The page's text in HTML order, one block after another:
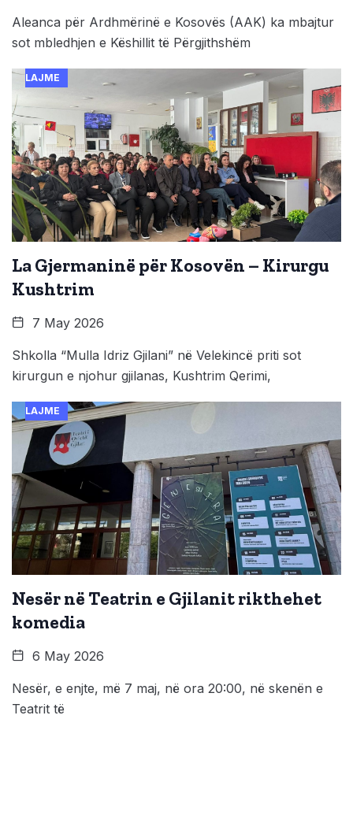
Aleanca për Ardhmërinë e Kosovës (AAK) ka mbajtur
sot mbledhjen e Këshillit të Përgjithshëm
LAJME
La Gjermaninë për Kosovën – Kirurgu
Kushtrim
7 May 2026
Shkolla “Mulla Idriz Gjilani” në Velekincë priti sot
kirurgun e njohur gjilanas, Kushtrim Qerimi,
LAJME
Nesër në Teatrin e Gjilanit rikthehet
komedia
6 May 2026
Nesër, e enjte, më 7 maj, në ora 20:00, në skenën e
Teatrit të